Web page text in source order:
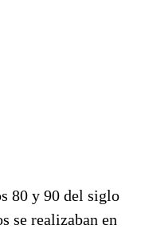
80 y 90 del siglo
se realizaban en